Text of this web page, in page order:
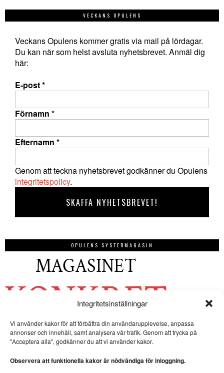
Integritetsinställningar
Vi använder kakor för att förbättra din användarupplevelse, anpassa
annonser och innehåll, samt analysera vår trafik. Genom att trycka på
"Acceptera alla", godkänner du att vi använder kakor.
Observera att funktionella kakor är nödvändiga för inloggning.
VECKANS OPULENS
Veckans Opulens kommer gratis via mail på lördagar.
Du kan när som helst avsluta nyhetsbrevet. Anmäl dig
här:
E-post*
Förnamn *
Efternamn *
Genom att teckna nyhetsbrevet godkänner du Opulens
integritetspolicy.
OPULENS SYSTERMAGASIN